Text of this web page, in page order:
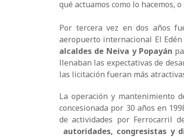
qué actuamos como lo hacemos,
Por tercera vez en dos años
aeropuerto internacional El Edén
alcaldes de Neiva y Popayán
llenaban las expectativas de
las licitación fueran más
La operación y mantenimiento
concesionada por 30 años en
de actividades por Ferrocarril
autoridades, congresistas y